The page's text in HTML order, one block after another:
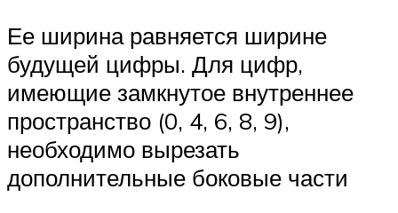
Ее ширина равняется ширине
будущей цифры. Для цифр,
имеющие замкнутое внутреннее
пространство (0, 4, 6, 8, 9),
необходимо вырезать
дополнительные боковые части